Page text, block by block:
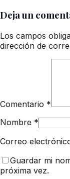
Deja un
Los campos
dirección de
Comentario *
Nombre *
Correo
Guardar mi
próxima vez.